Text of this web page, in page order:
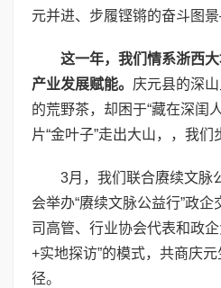
元并进、步履铿锵的奋斗图
这一年，我们情系浙西
产业发展赋能。 庆元县的深
的荒野茶，却困于“藏在深闺
片“金叶子”走出大山，，我们
3月，我们联合赓续文脉
会举办“赓续文脉公益行”政
司高管、行业协会代表和政
+实地探访”的模式，共商庆
径。